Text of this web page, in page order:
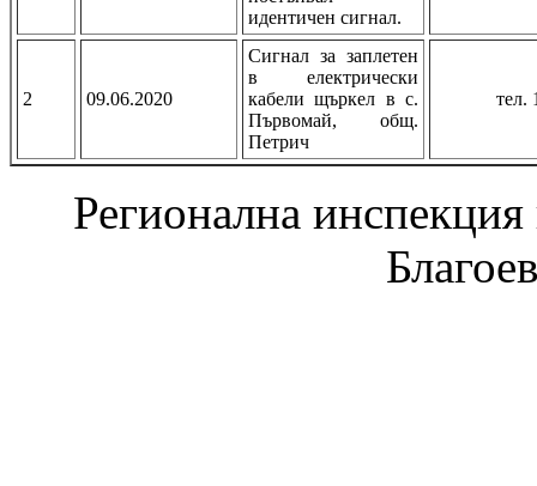
идентичен сигнал.
2 09.06.2020
Сигнал за заплетен
в електрически
кабели щъркел в с.
Първомай, общ.
Петрич
тел.
Регионална